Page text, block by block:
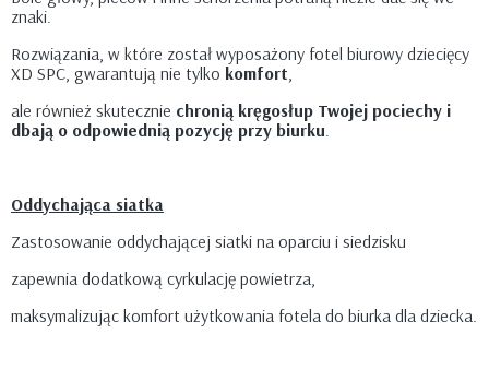
znaki.
Rozwiązania, w które został wyposażony fotel biurowy dziecięcy
XD SPC, gwarantują nie tylko komfort,
ale również skutecznie chronią kręgosłup Twojej pociechy i
dbają o odpowiednią pozycję przy biurku.
Oddychająca siatka
Zastosowanie oddychającej siatki na oparciu i siedzisku
zapewnia dodatkową cyrkulację powietrza,
maksymalizując komfort użytkowania fotela do biurka dla dziecka.